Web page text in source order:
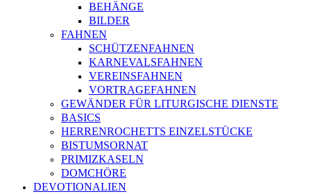
BEHÄNGE
BILDER
FAHNEN
SCHÜTZENFAHNEN
KARNEVALSFAHNEN
VEREINSFAHNEN
VORTRAGEFAHNEN
GEWÄNDER FÜR LITURGISCHE DIENSTE
BASICS
HERRENROCHETTS EINZELSTÜCKE
BISTUMSORNAT
PRIMIZKASELN
DOMCHÖRE
DEVOTIONALIEN